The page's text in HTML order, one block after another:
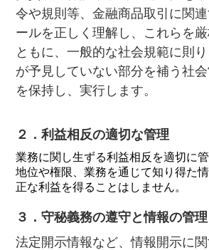
令や規則等、金融商品取引に関
ールを正しく理解し、これらを
ともに、一般的な社会規範に則
が予見していない部分を補う社
を保持し、実行します。
２．利益相反の適切な管理
業務に関し生ずる利益相反を適切に
地位や権限、業務を通じて知り得た
正な利益を得ることはしません。
３．守秘義務の遵守と情報の管理
法定開示情報など、情報開示に